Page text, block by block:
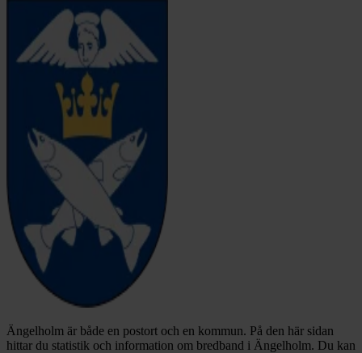
Ängelholm är både en postort och en kommun. På den här sidan
hittar du statistik och information om bredband i Ängelholm. Du kan